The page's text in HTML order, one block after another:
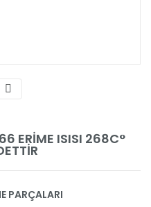
ERİME ISISI 268C°
PARÇALARI